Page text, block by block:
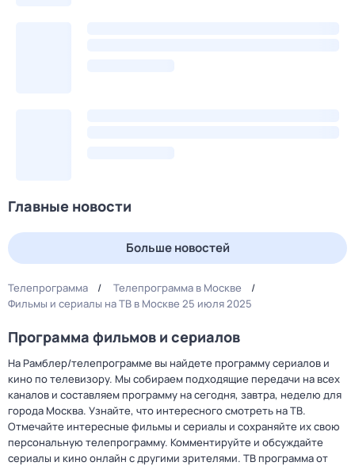
Главные новости
Больше новостей
Телепрограмма
Телепрограмма в Москве
Фильмы и сериалы на ТВ в Москве 25 июля 2025
Программа фильмов и сериалов
На Рамблер/телепрограмме вы найдете программу сериалов и
кино по телевизору. Мы собираем подходящие передачи на всех
каналов и составляем программу на сегодня, завтра, неделю для
города Москва. Узнайте, что интересного смотреть на ТВ.
Отмечайте интересные фильмы и сериалы и сохраняйте их свою
персональную телепрограмму. Комментируйте и обсуждайте
сериалы и кино онлайн с другими зрителями. ТВ программа от